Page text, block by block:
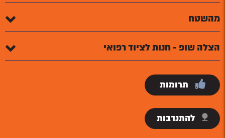
מהשטח
הצלה שופ - חנות לציוד רפואי
תרומות
להתנדבות